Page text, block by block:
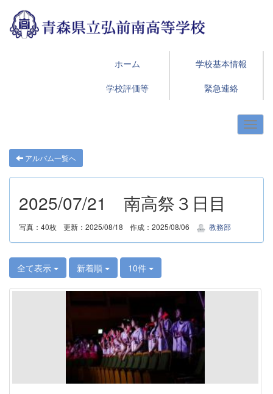
ホーム
学校基本情報
学校評価等
緊急連絡
アルバム一覧へ
2025/07/21 南高祭３日目
写真：40枚 更新：2025/08/18 作成：2025/08/06 教務部
全て表示 新着順 10件